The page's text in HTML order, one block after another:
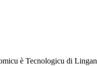
è Tecnologicu di